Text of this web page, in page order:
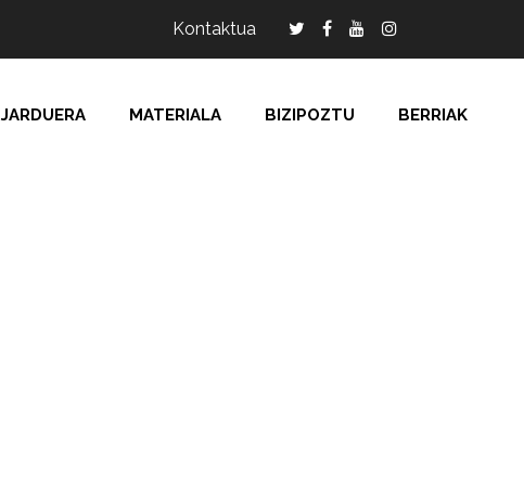
Kontaktua
JARDUERA MATERIALA BIZIPOZTU BERRIAK